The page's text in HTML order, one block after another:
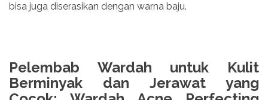
bisa juga diserasikan dengan warna baju.
Pelembab Wardah untuk Kulit
Berminyak dan Jerawat yang